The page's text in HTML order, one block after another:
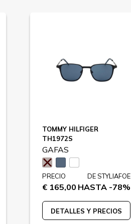
TOMMY HILFIGER
TH1972S
GAFAS
PRECIO
€ 165,00
DE STYLIAFOE
HASTA -78%
DETALLES Y PRECIOS